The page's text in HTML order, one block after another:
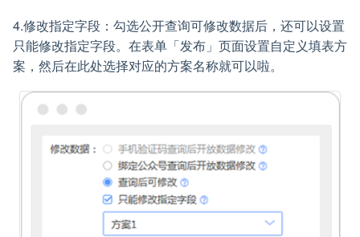
4.修改指定字段：勾选公开查询可修改数据后，还可以设置
只能修改指定字段。在表单「发布」页面设置自定义填表方
案，然后在此处选择对应的方案名称就可以啦。